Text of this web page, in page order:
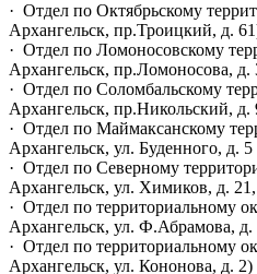
· Отдел по Октябрьскому
Архангельск, пр.Троицкий, д.
· Отдел по Ломоносовскому
Архангельск, пр.Ломоносова, д.
· Отдел по Соломбальскому
Архангельск, пр.Никольский, д.
· Отдел по Маймаксанскому
Архангельск, ул. Буденного, д. 5
· Отдел по Северному
Архангельск, ул. Химиков, д.
· Отдел по территориальному
Архангельск, ул. Ф.Абрамова, д.
· Отдел по территориальному
Архангельск, ул. Кононова, д. 2)